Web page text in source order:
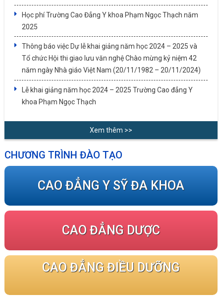
Học phí Trường Cao Đẳng Y khoa Phạm Ngọc Thạch năm
2025
Thông báo việc Dự lễ khai giảng năm học 2024 – 2025 và
Tổ chức Hội thi giao lưu văn nghệ Chào mừng kỷ niệm 42
năm ngày Nhà giáo Việt Nam (20/11/1982 – 20/11/2024)
Lễ khai giảng năm học 2024 – 2025 Trường Cao đẳng Y
khoa Phạm Ngọc Thạch
Xem thêm >>
CHƯƠNG TRÌNH ĐÀO TẠO
CAO ĐẲNG Y SỸ ĐA KHOA
CAO ĐẲNG DƯỢC
CAO ĐẲNG ĐIỀU DƯỠNG